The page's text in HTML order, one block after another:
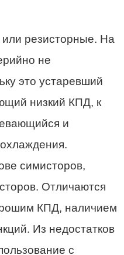
резисторные. На
не
это устаревший
низкий КПД, к
и
симисторов,
Отличаются
КПД, наличием
Из недостатков
с